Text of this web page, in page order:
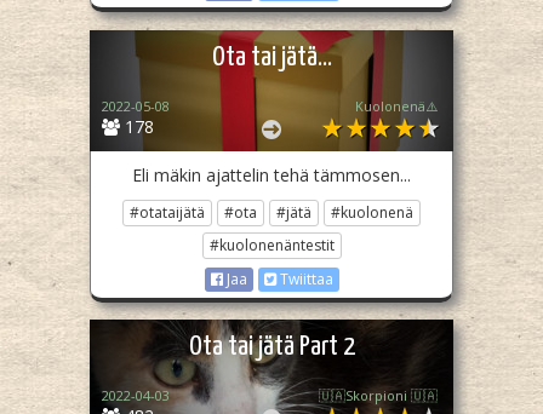
Ota tai jätä...
178
2022-05-08 Kuolonenä⚠️
Eli mäkin ajattelin tehä tämmosen...
#otataijätä #ota #jätä
#kuolonenä
#kuolonenäntestit
Jaa
Twiittaa
Ota tai jätä Part 2
2022-04-03 🇺🇦Skorpioni 🇺🇦